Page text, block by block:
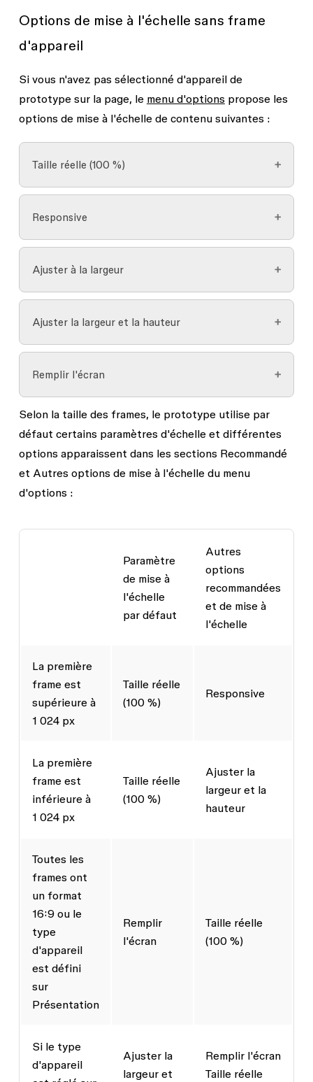
mis à jour. Si vous partagez ce lien, Figma
masque la barre d'outils, le pied de page et
utilisateurs.
Options de mise à l'échelle sans frame
d'appareil
Si vous n'avez pas sélectionné d'appareil de
prototype sur la page, le menu d'optionspropose les
options de mise à l'échelle de contenu suivantes :
Taille réelle (100 %)
entière de la frame de design. Selon la taille de la
frame et de l'écran, cela peut entraîner un
prototype rogné.
Responsive
mise en page est modifiée tandis que l'aperçu du
prototype se redimensionne en fonction des
contraintes et des propriétés de mise en page
permet de voir les designs dans différentes
tailles de fenêtre et de vérifier leur
comportement responsive. Pour que l'option
Responsivefonctionne, des contraintes et des
paramètres de mise en page automatique doivent
être appliqués au design.
Ajuster à la largeur
la largeur de l'affichage.
Ajuster la largeur et la hauteur
la hauteur tiennent dans la fenêtre du
Spectateur. Ne met pas le prototype à l'échelle.
Remplir l'écran
Met le prototype à l'échelle horizontalement et
verticalement pour qu'il remplisse l'intégralité de
l'affichage. Aucun contenu du design ne
déborde.
Selon la taille des frames, le prototype utilise par
défaut certains paramètres d'échelle et différentes
options apparaissent dans les sections Recommandé
et Autres options de mise à l'échelledu menu
d'options :
Paramètre
de mise à
l'échelle
par défaut
Autres
options
recommandées
et de mise à
l'échelle
La première
frame est
supérieure à
1 024 px
Taille réelle
(100 %)
Responsive
La première
frame est
inférieure à
1 024 px
Taille réelle
(100 %)
Ajuster la
largeur et la
hauteur
Toutes les
frames ont
un format
16:9 ou le
type
d'appareil
est défini
sur
Présentation
Remplir
l'écran
Taille réelle
(100 %)
Si le type
d'appareil
Ajuster la
largeur et
Remplir l'écran
Taille réelle